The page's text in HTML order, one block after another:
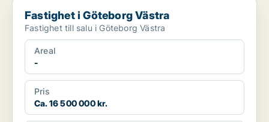
Fastighet i Göteborg Västra
Fastighet i Göteborg Västra
Fastighet till salu i Göteborg Västra
Areal
-
Pris
Ca. 16 500 000 kr.